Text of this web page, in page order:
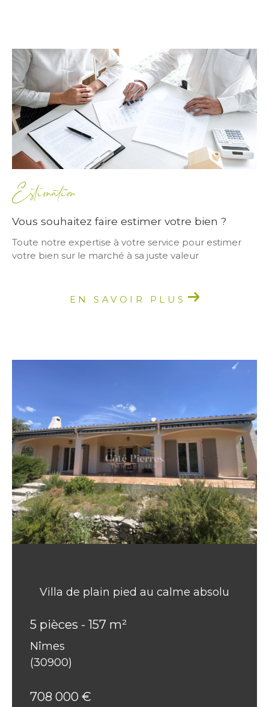
Estimation
Vous souhaitez faire estimer votre bien ?
Toute notre expertise à votre service pour estimer
votre bien sur le marché à sa juste valeur
EN SAVOIR PLUS
Villa de plain pied au calme absolu
5 pièces - 157 m²
Nîmes
(30900)
708 000 €